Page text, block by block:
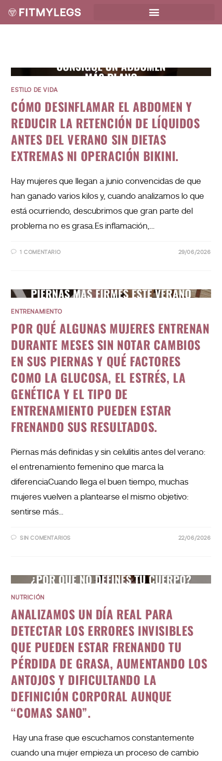
ESTILO DE VIDA
CÓMO DESINFLAMAR EL ABDOMEN Y
REDUCIR LA RETENCIÓN DE LÍQUIDOS
ANTES DEL VERANO SIN DIETAS
EXTREMAS NI OPERACIÓN BIKINI.
Hay mujeres que llegan a junio convencidas de que
han ganado varios kilos y, cuando analizamos lo que
está ocurriendo, descubrimos que gran parte del
problema no es grasa.Es inflamación,…
1 COMENTARIO 29/06/2026
ENTRENAMIENTO
POR QUÉ ALGUNAS MUJERES ENTRENAN
DURANTE MESES SIN NOTAR CAMBIOS
EN SUS PIERNAS Y QUÉ FACTORES
COMO LA GLUCOSA, EL ESTRÉS, LA
GENÉTICA Y EL TIPO DE
ENTRENAMIENTO PUEDEN ESTAR
FRENANDO SUS RESULTADOS.
Piernas más definidas y sin celulitis antes del verano:
el entrenamiento femenino que marca la
diferenciaCuando llega el buen tiempo, muchas
mujeres vuelven a plantearse el mismo objetivo:
sentirse más…
SIN COMENTARIOS 22/06/2026
NUTRICIÓN
ANALIZAMOS UN DÍA REAL PARA
DETECTAR LOS ERRORES INVISIBLES
QUE PUEDEN ESTAR FRENANDO TU
PÉRDIDA DE GRASA, AUMENTANDO LOS
ANTOJOS Y DIFICULTANDO LA
DEFINICIÓN CORPORAL AUNQUE
“COMAS SANO”.
Hay una frase que escuchamos constantemente
cuando una mujer empieza un proceso de cambio